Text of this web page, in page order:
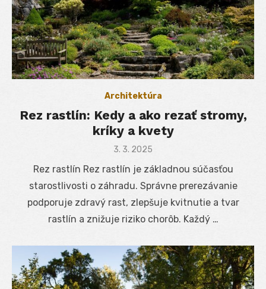
Architektúra
Rez rastlín: Kedy a ako rezať stromy,
kríky a kvety
Posted
3. 3. 2025
Rez rastlín Rez rastlín je základnou súčasťou
starostlivosti o záhradu. Správne prerezávanie
podporuje zdravý rast, zlepšuje kvitnutie a tvar
rastlín a znižuje riziko chorôb. Každý …